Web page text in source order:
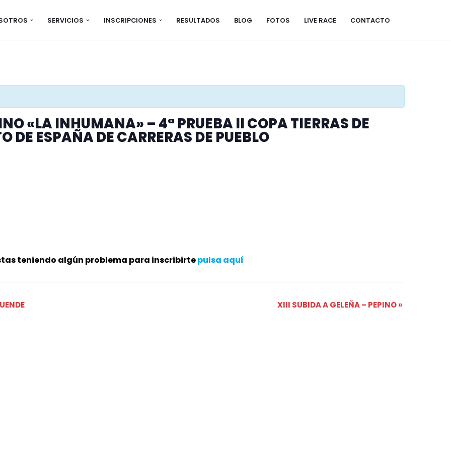
SERVICIOS INSCRIPCIONES RESULTADOS BLOG FOTOS LIVE RACE CONTACTO
«LA INHUMANA» – 4ª PRUEBA II COPA TIERRAS DE
DE ESPAÑA DE CARRERAS DE PUEBLO
teniendo algún problema para inscribirtepulsa aquí
XIII SUBIDA A GELEÑA – PEPINO»